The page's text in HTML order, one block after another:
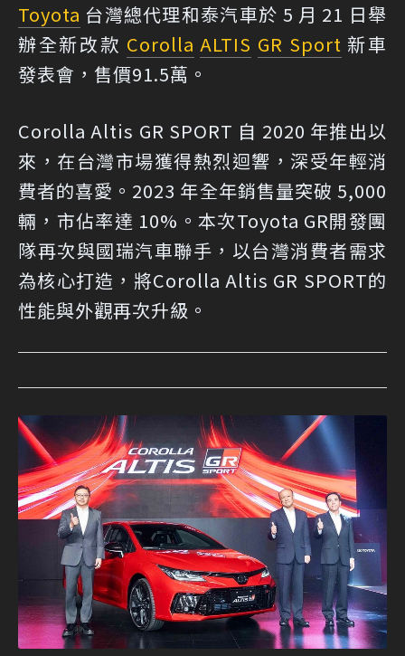
Toyota 台灣總代理和泰汽車於 5 月 21 日舉
辦全新改款 Corolla ALTIS GR Sport 新車
發表會，售價91.5萬。
Corolla Altis GR SPORT 自 2020 年推出以
來，在台灣市場獲得熱烈迴響，深受年輕消
費者的喜愛。2023 年全年銷售量突破 5,000
輛，市佔率達 10%。本次Toyota GR開發團
隊再次與國瑞汽車聯手，以台灣消費者需求
為核心打造，將Corolla Altis GR SPORT的
性能與外觀再次升級。